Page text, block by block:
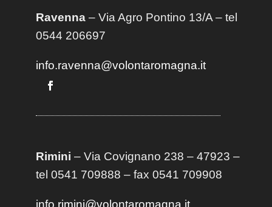
Ravenna– Via Agro Pontino 13/A– tel
0544 206697
info.ravenna@volontaromagna.it
Rimini – Via Covignano 238 – 47923 –
tel 0541 709888 – fax 0541 709908
info.rimini@volontaromagna.it